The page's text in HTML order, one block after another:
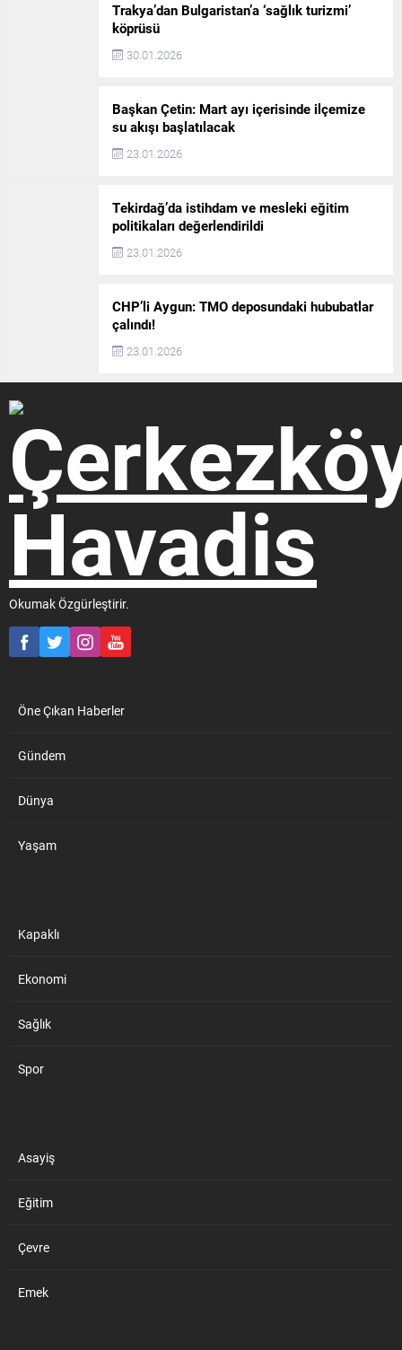
Trakya’dan Bulgaristan’a ‘sağlık turizmi’
köprüsü
30.01.2026
Başkan Çetin: Mart ayı içerisinde ilçemize
su akışı başlatılacak
23.01.2026
Tekirdağ’da istihdam ve mesleki eğitim
politikaları değerlendirildi
23.01.2026
CHP’li Aygun: TMO deposundaki hububatlar
çalındı!
23.01.2026
Okumak Özgürleştirir.
Öne Çıkan Haberler
Gündem
Dünya
Yaşam
Kapaklı
Ekonomi
Sağlık
Spor
Asayiş
Eğitim
Çevre
Emek